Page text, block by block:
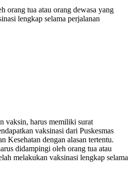
orang tua atau orang dewasa yang
lengkap selama perjalanan
vaksin, harus memiliki surat
vaksinasi dari Puskesmas
Kesehatan dengan alasan tertentu.
didampingi oleh orang tua atau
melakukan vaksinasi lengkap selama